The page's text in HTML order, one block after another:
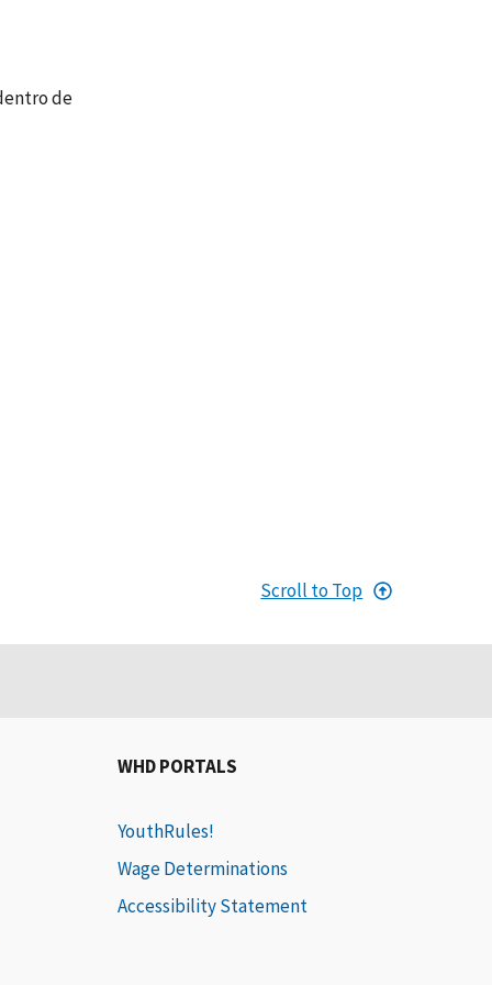
de
Scroll to Top
WHD PORTALS
YouthRules!
Wage Determinations
Accessibility Statement